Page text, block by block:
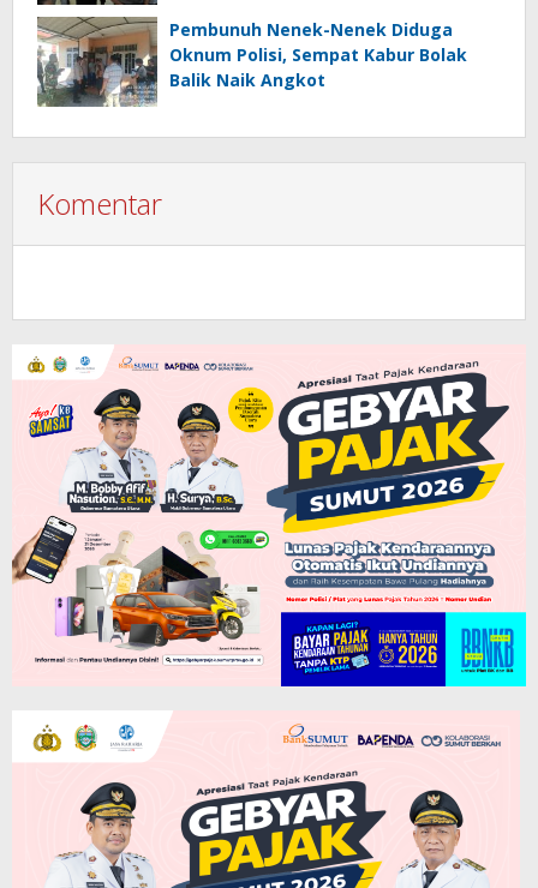
Pembunuh Nenek-Nenek Diduga
Oknum Polisi, Sempat Kabur Bolak
Balik Naik Angkot
Komentar